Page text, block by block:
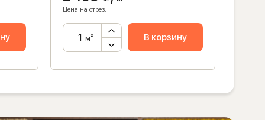
Цена на отрез:
м² В корзину